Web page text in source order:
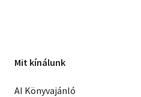
Mit kínálunk
AI Könyvajánló